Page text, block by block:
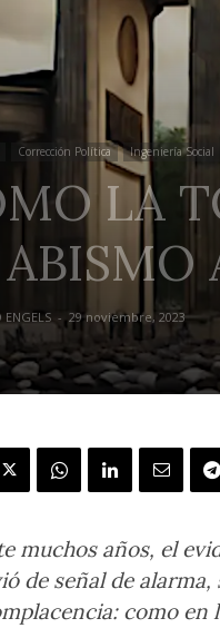
Corrección Política Ingeniería Social
LA
ENGELS - 29 noviembre, 2023
muchos años, el
de señal de
como en